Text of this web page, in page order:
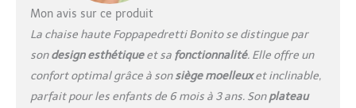
Mon avis sur ce produit
La chaise haute Foppapedretti Bonito se distingue par
sondesign esthétiqueet sa fonctionnalité. Elle offre un
confort optimal grâce à sonsiège moelleuxet inclinable,
parfait pour les enfants de 6 mois à 3 ans. Sonplateau